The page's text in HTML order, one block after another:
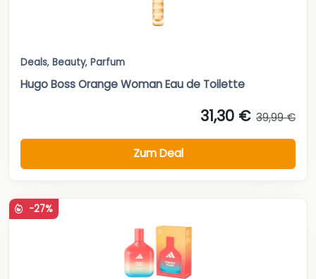
Deals, Beauty, Parfum
Hugo Boss Orange Woman Eau de Toilette
31,30 € 39,99 €
Zum Deal
-27%